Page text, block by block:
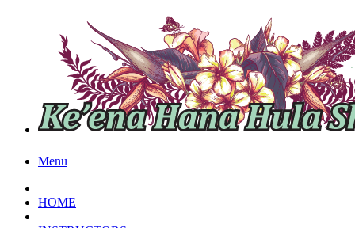
Menu
HOME